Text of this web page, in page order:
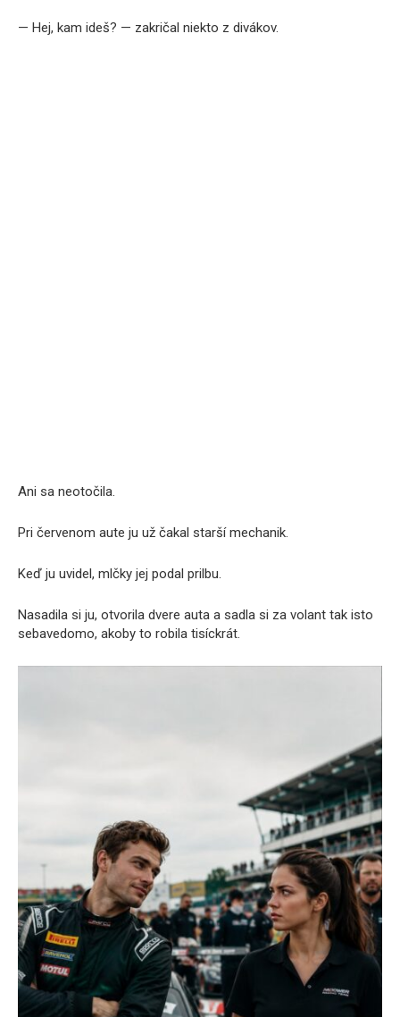
— Hej, kam ideš? — zakričal niekto z divákov.
Ani sa neotočila.
Pri červenom aute ju už čakal starší mechanik.
Keď ju uvidel, mlčky jej podal prilbu.
Nasadila si ju, otvorila dvere auta a sadla si za volant tak isto
sebavedomo, akoby to robila tisíckrát.